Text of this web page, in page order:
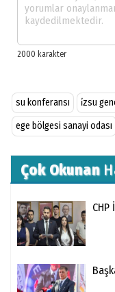
su konferansı
i̇zsu
ege bölgesi sanayi odası
Çok Okunan